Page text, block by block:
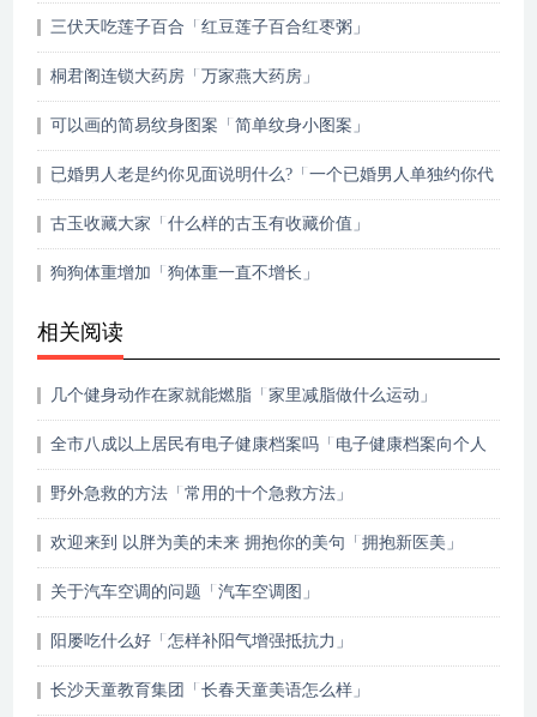
三伏天吃莲子百合「红豆莲子百合红枣粥」
桐君阁连锁大药房「万家燕大药房」
可以画的简易纹身图案「简单纹身小图案」
已婚男人老是约你见面说明什么?「一个已婚男人单独约你代
古玉收藏大家「什么样的古玉有收藏价值」
狗狗体重增加「狗体重一直不增长」
相关阅读
几个健身动作在家就能燃脂「家里减脂做什么运动」
全市八成以上居民有电子健康档案吗「电子健康档案向个人
野外急救的方法「常用的十个急救方法」
欢迎来到 以胖为美的未来 拥抱你的美句「拥抱新医美」
关于汽车空调的问题「汽车空调图」
阳屡吃什么好「怎样补阳气增强抵抗力」
长沙天童教育集团「长春天童美语怎么样」